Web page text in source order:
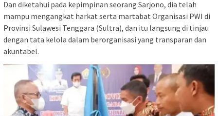
Dan diketahui pada kepimpinan seorang Sarjono, dia telah
mampu mengangkat harkat serta martabat Organisasi PWI di
Provinsi Sulawesi Tenggara (Sultra), dan itu langsung di tinjau
dengan tata kelola dalam berorganisasi yang transparan dan
akuntabel.